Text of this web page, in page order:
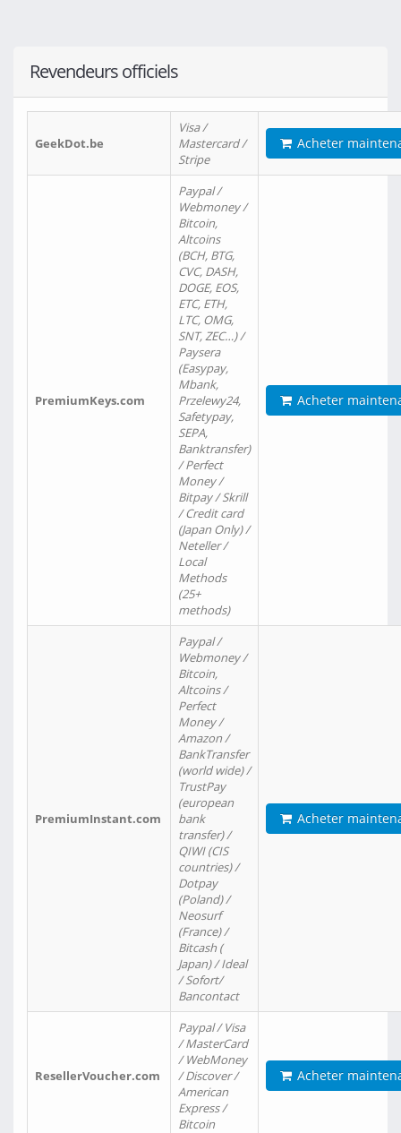
Revendeurs officiels
GeekDot.be
Visa /
Mastercard /
Stripe
Acheter
PremiumKeys.com
Paypal /
Webmoney /
Bitcoin,
Altcoins
(BCH, BTG,
CVC, DASH,
DOGE, EOS,
ETC, ETH,
LTC, OMG,
SNT, ZEC…) /
Paysera
(Easypay,
Mbank,
Przelewy24,
Safetypay,
SEPA,
Banktransfer)
/ Perfect
Money /
Bitpay / Skrill
/ Credit card
(Japan Only) /
Neteller /
Local
Methods
(25+
methods)
Acheter
PremiumInstant.com
Paypal /
Webmoney /
Bitcoin,
Altcoins /
Perfect
Money /
Amazon /
BankTransfer
(world wide) /
TrustPay
(european
bank
transfer) /
QIWI (CIS
countries) /
Dotpay
(Poland) /
Neosurf
(France) /
Bitcash (
Japan) / Ideal
/ Sofort/
Bancontact
Acheter
ResellerVoucher.com
Paypal / Visa
/ MasterCard
/ WebMoney
/ Discover /
American
Express /
Bitcoin
Acheter